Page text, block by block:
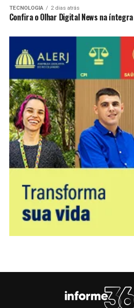
TECNOLOGIA 2 dias atrás
Confira o Olhar Digital News na